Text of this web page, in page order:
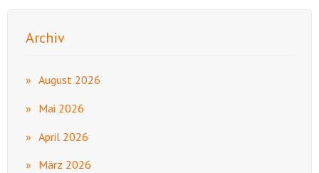
Archiv
August 2026
Mai 2026
April 2026
März 2026